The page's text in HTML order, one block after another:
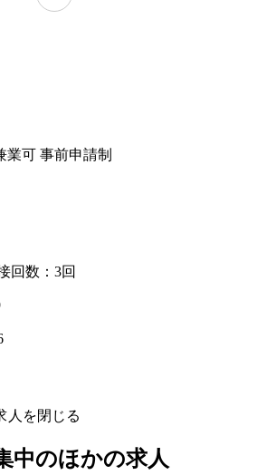
業可 事前申請制
回数：3回
人を閉じる
中のほかの求人